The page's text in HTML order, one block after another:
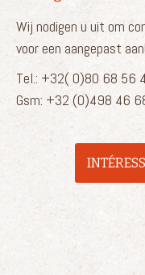
Wij nodigen u uit om
voor een aangepast
Tel.: +32( 0)80 68 56
Gsm: +32 (0)498 46